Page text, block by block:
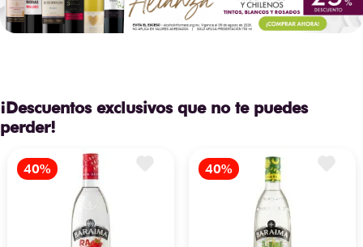
¡Descuentos exclusivos que no te puedes
perder!